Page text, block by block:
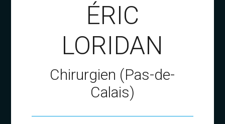
ÉRIC
LORIDAN
Chirurgien (Pas-de-
Calais)